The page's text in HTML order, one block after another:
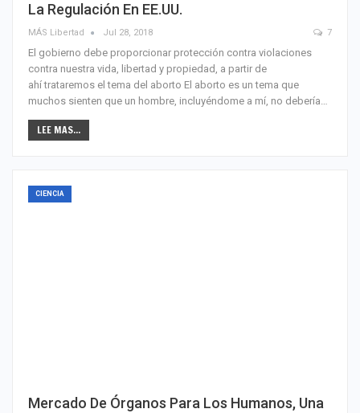
La Regulación En EE.UU.
MÁS Libertad Jul 28, 2018 7
El gobierno debe proporcionar protección contra violaciones
contra nuestra vida, libertad y propiedad, a partir de
ahí trataremos el tema del aborto El aborto es un tema que
muchos sienten que un hombre, incluyéndome a mí, no debería…
LEE MAS...
CIENCIA
Mercado De Órganos Para Los Humanos, Una